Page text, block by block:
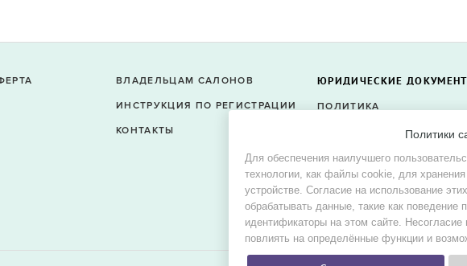
Политики
Для обеспечения наилучшего
технологии, как файлы cookie, для
устройстве. Согласие на использование
обрабатывать данные, такие как поведение
идентификаторы на этом сайте.
повлиять на определённые функции и
ВЛАДЕЛЬЦАМ САЛОНОВ
ИНСТРУКЦИЯ ПО РЕГИСТРАЦИИ
КОНТАКТЫ
ЮРИДИЧЕСКИЕ
ПОЛИТИКА
СОГЛАСИЕ НА ОБРАБОТКУ
ПЕРСОНАЛЬНЫХ ДАННЫХ